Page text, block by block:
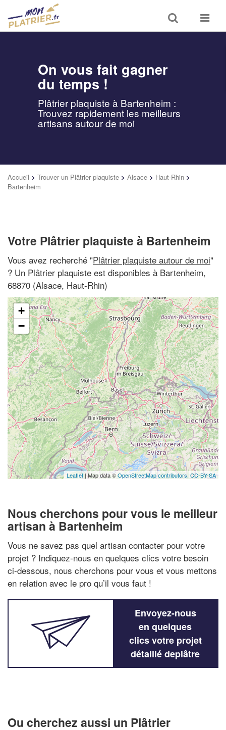
Toggle
search
Toggle
On vous fait gagner
du temps !
Plâtrier plaquiste à Bartenheim :
Trouvez rapidement les meilleurs
artisans autour de moi
Accueil > Trouver un Plâtrier plaquiste > Alsace > Haut-Rhin >
Bartenheim
Votre Plâtrier plaquiste à Bartenheim
Vous avez recherché "Plâtrier plaquiste autour de moi"
? Un Plâtrier plaquiste est disponibles à Bartenheim,
68870 (Alsace, Haut-Rhin)
+
−
Leaflet | Map data ©OpenStreetMap contributors, CC-BY-SA
Nous cherchons pour vous le meilleur
artisan à Bartenheim
Vous ne savez pas quel artisan contacter pour votre
projet ? Indiquez-nous en quelques clics votre besoin
ci-dessous, nous cherchons pour vous et vous mettons
en relation avec le pro qu’il vous faut !
Envoyez-nous
en quelques
clics votre projet
détaillé deplâtre
Ou cherchez aussi un Plâtrier